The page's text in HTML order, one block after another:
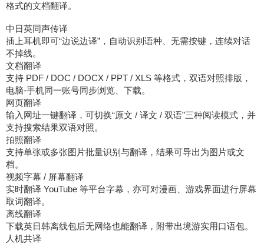
格式的文档翻译。
中日英同声传译
插上耳机即可“边说边译”，自动识别语种、无需按键，连续对话
不掉线。
文档翻译
支持 PDF / DOC / DOCX / PPT / XLS 等格式，双语对照排版，
电脑-手机同一账号同步浏览、下载。
网页翻译
输入网址一键翻译，可切换“原文 / 译文 / 双语”三种阅读模式，并
支持搜索结果双语对照。
拍照翻译
支持单张或多张图片批量识别与翻译，结果可导出为图片或文
档。
视频字幕 / 屏幕翻译
实时翻译 YouTube 等平台字幕，亦可对漫画、游戏界面进行屏幕
取词翻译。
离线翻译
下载英日韩离线包后无网络也能翻译，附带出境游实用口语包。
人机共译